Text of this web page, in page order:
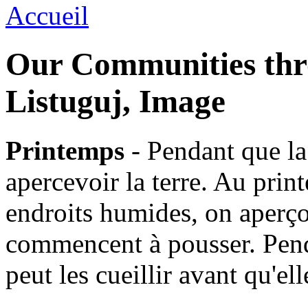
Accueil
Our Communities
Listuguj, Image
Printemps - Pendant que
apercevoir la terre. Au
endroits humides, on
commencent à pousser.
peut les cueillir avant